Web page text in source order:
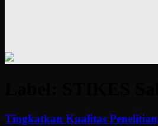
Tingkatkan Kualitas